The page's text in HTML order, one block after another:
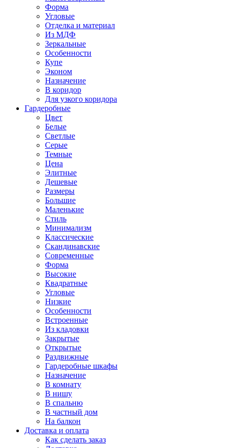
Форма
Угловые
Отделка и материал
Из МДФ
Зеркальные
Особенности
Купе
Эконом
Назначение
В коридор
Для узкого коридора
Гардеробные
Цвет
Белые
Светлые
Серые
Темные
Цена
Элитные
Дешевые
Размеры
Большие
Маленькие
Стиль
Минимализм
Классические
Скандинавские
Современные
Форма
Высокие
Квадратные
Угловые
Низкие
Особенности
Встроенные
Из кладовки
Закрытые
Открытые
Раздвижные
Гардеробные шкафы
Назначение
В комнату
В нишу
В спальню
В частный дом
На балкон
Доставка и оплата
Как сделать заказ